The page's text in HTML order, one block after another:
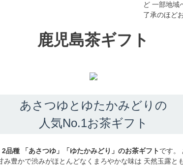
ど 一部地域
了承のほど
鹿児島茶ギフト
あさつゆとゆたかみどりの
人気No.1お茶ギフト
2品種 「あさつゆ」「ゆたかみどり」のお茶ギフトです。
み豊かで渋みがほとんどなくまろやかな味は 天然玉露と